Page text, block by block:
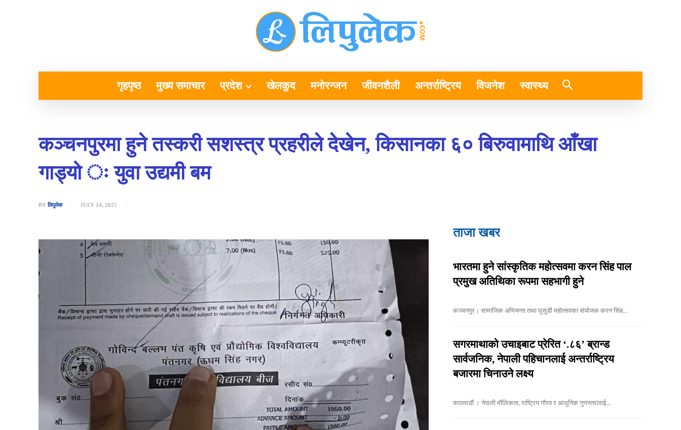
गृहपृष्ठ मुख्य समाचार प्रदेश खेलकुद मनोरन्जन जीवनशैली अन्तर्राष्ट्रिय विजनेश स्वास्थ्य
कञ्चनपुरमा हुने तस्करी सशस्त्र प्रहरीले देखेन, किसानका ६० बिरुवामाथि आँखा
गाड्यो ः युवा उद्यमी बम
BY लिपुलेक JULY 14, 2025
ताजा खबर
भारतमा हुने सांस्कृतिक महोत्सवमा करन सिंह पाल
प्रमुख अतिथिका रूपमा सहभागी हुने
कञ्चनपुर। सामाजिक अभियन्ता तथा घुसुडी महोत्सवका संयोजक करन सिंह...
सगरमाथाको उचाइबाट प्रेरित ‘.८६’ ब्रान्ड
सार्वजनिक, नेपाली पहिचानलाई अन्तर्राष्ट्रिय
बजारमा चिनाउने लक्ष्य
काठमाडौं । नेपाली मौलिकता, राष्ट्रिय गौरव र आधुनिक गुणस्तरलाई...